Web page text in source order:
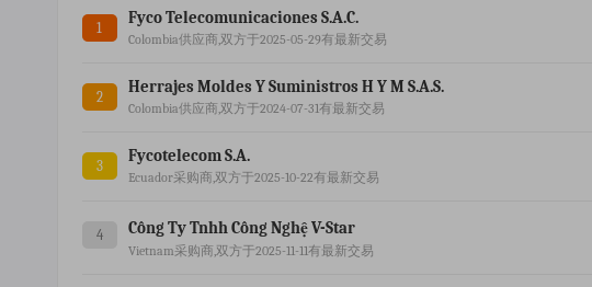
1
Fyco Telecomunicaciones S.a.c.
Colombia供应商,双方于2025-05-29有最新交易
2
Herrajes Moldes Y Suministros H Y M S.a.s.
Colombia供应商,双方于2024-07-31有最新交易
3
Fycotelecom S.a.
Ecuador采购商,双方于2025-10-22有最新交易
4 Công Ty Tnhh Công Nghệ V-Star
Vietnam采购商,双方于2025-11-11有最新交易